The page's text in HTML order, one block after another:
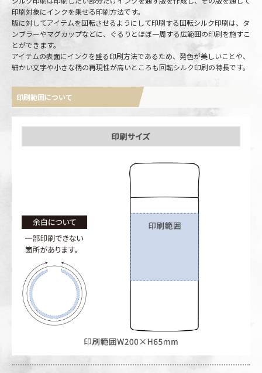
印刷対象にインクを乗せる印刷方法です。
版に対してアイテムを回転させるようにして印刷する回転シルク印刷は、タ
ンブラーやマグカップなどに、ぐるりとほぼ一周する広範囲の印刷を施すこ
とができます。
アイテムの表面にインクを盛る印刷方法であるため、発色が美しいことや、
細かい文字や小さな柄の再現性が高いところも回転シルク印刷の特長です。
印刷範囲について